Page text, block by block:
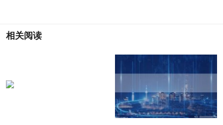
相关阅读